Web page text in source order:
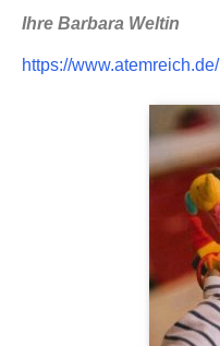
Ihre Barbara Weltin
https://www.atemreich.de/